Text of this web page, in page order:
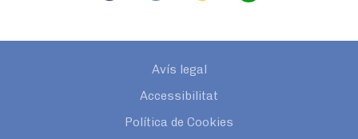
Avís legal
Accessibilitat
Política de Cookies